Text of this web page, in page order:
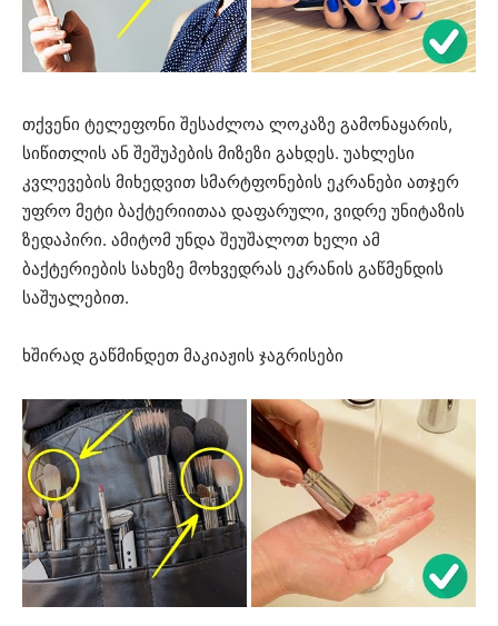
თქვენი ტელეფონი შესაძლოა ლოკაზე გამონაყარის,
სიწითლის ან შეშუპების მიზეზი გახდეს. უახლესი
კვლევების მიხედვით სმარტფონების ეკრანები ათჯერ
უფრო მეტი ბაქტერიითაა დაფარული, ვიდრე უნიტაზის
ზედაპირი. ამიტომ უნდა შეუშალოთ ხელი ამ
ბაქტერიების სახეზე მოხვედრას ეკრანის გაწმენდის
საშუალებით.
ხშირად გაწმინდეთ მაკიაჟის ჯაგრისები